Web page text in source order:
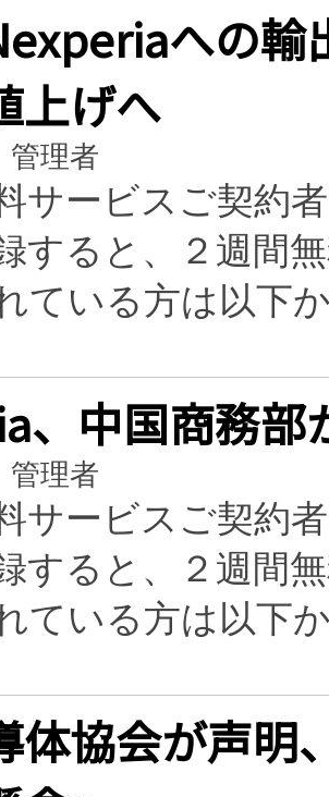
への輸
上げへ
管理者
サービスご契約
すると、２週間
ている方は以下
、中国商務部
管理者
サービスご契約
すると、２週間
ている方は以下
体協会が声明